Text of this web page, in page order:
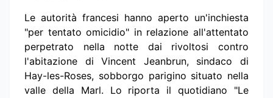
Le autorità francesi hanno aperto un'inchiesta
"per tentato omicidio" in relazione all'attentato
perpetrato nella notte dai rivoltosi contro
l'abitazione di Vincent Jeanbrun, sindaco di
Hay-les-Roses, sobborgo parigino situato nella
valle della Marl. Lo riporta il quotidiano "Le